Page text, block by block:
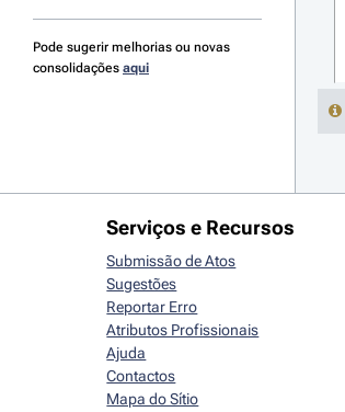
Pode sugerir melhorias ou novas
consolidações aqui
Serviços e Recursos
Submissão de Atos
Sugestões
Reportar Erro
Atributos Profissionais
Ajuda
Contactos
Mapa do Sítio